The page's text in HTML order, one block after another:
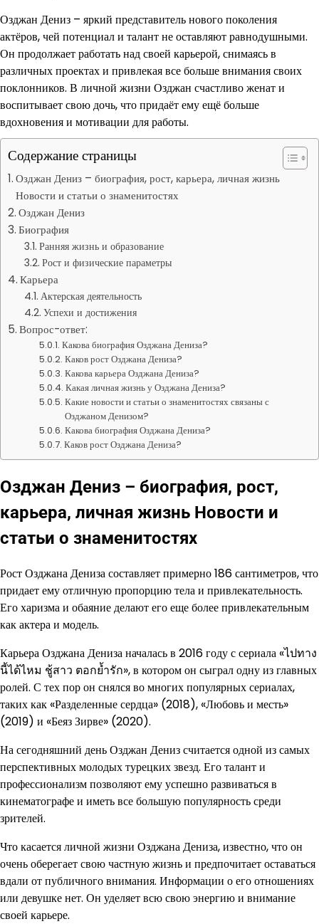
Озджан Дениз – яркий представитель нового поколения
актёров, чей потенциал и талант не оставляют равнодушными.
Он продолжает работать над своей карьерой, снимаясь в
различных проектах и привлекая все больше внимания своих
поклонников. В личной жизни Озджан счастливо женат и
воспитывает свою дочь, что придаёт ему ещё больше
вдохновения и мотивации для работы.
Содержание страницы
Озджан Дениз – биография, рост, карьера, личная жизнь
Новости и статьи о знаменитостях
Озджан Дениз
Биография
Ранняя жизнь и образование
Рост и физические параметры
Карьера
Актерская деятельность
Успехи и достижения
Вопрос-ответ:
Какова биография Озджана Дениза?
Каков рост Озджана Дениза?
Какова карьера Озджана Дениза?
Какая личная жизнь у Озджана Дениза?
Какие новости и статьи о знаменитостях связаны с
Озджаном Денизом?
Какова биография Озджана Дениза?
Каков рост Озджана Дениза?
Озджан Дениз – биография, рост,
карьера, личная жизнь Новости и
статьи о знаменитостях
Рост Озджана Дениза составляет примерно 186 сантиметров, что
придает ему отличную пропорцию тела и привлекательность.
Его харизма и обаяние делают его еще более привлекательным
как актера и модель.
Карьера Озджана Дениза началась в 2016 году с сериала «ไปทาง
นี้ได้ไหม ชู้สาว ตอกย้ำรัก», в котором он сыграл одну из главных
ролей. С тех пор он снялся во многих популярных сериалах,
таких как «Разделенные сердца» (2018), «Любовь и месть»
(2019) и «Беяз Зирве» (2020).
На сегодняшний день Озджан Дениз считается одной из самых
перспективных молодых турецких звезд. Его талант и
профессионализм позволяют ему успешно развиваться в
кинематографе и иметь все большую популярность среди
зрителей.
Что касается личной жизни Озджана Дениза, известно, что он
очень оберегает свою частную жизнь и предпочитает оставаться
вдали от публичного внимания. Информации о его отношениях
или девушке нет. Он уделяет всю свою энергию и внимание
своей карьере.